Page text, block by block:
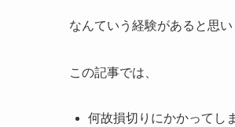
なんていう経験があると思い
この記事では、
何故損切りにかかってし